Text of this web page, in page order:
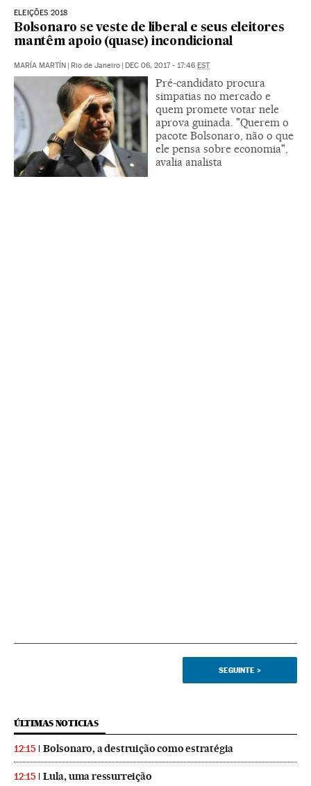
ELEIÇÕES 2018
Bolsonaro se veste de liberal e seus eleitores
mantêm apoio (quase) incondicional
MARÍA MARTÍN | Rio de Janeiro | DEC 06, 2017 - 17:46 EST
Pré-candidato procura
simpatias no mercado e
quem promete votar nele
aprova guinada. "Querem o
pacote Bolsonaro, não o que
ele pensa sobre economia",
avalia analista
SEGUINTE >
ÚLTIMAS NOTICIAS
12:15 Bolsonaro, a destruição como estratégia
12:15 Lula, uma ressurreição